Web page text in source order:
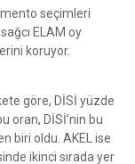
seçimleri
ELAM oy
koruyor.
göre, DİSİ yüzde
oran, DİSİ’nin bu
biri oldu. AKEL ise
ikinci sırada yer